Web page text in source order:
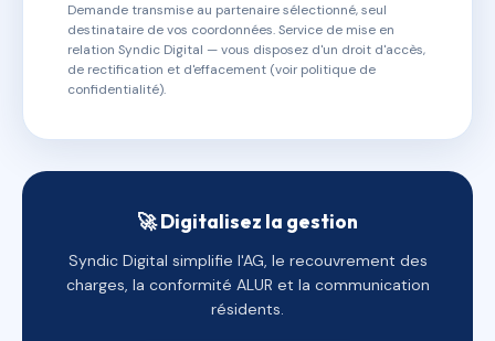
Demande transmise au partenaire sélectionné, seul
destinataire de vos coordonnées. Service de mise en
relation Syndic Digital — vous disposez d'un droit d'accès,
de rectification et d'effacement (voir politique de
confidentialité).
🚀 Digitalisez la gestion
Syndic Digital simplifie l'AG, le recouvrement des
charges, la conformité ALUR et la communication
résidents.